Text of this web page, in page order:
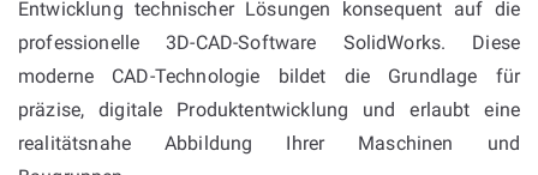
Entwicklung technischer Lösungen konsequent auf die
professionelle 3D-CAD-Software SolidWorks. Diese
moderne CAD-Technologie bildet die Grundlage für
präzise, digitale Produktentwicklung und erlaubt eine
realitätsnahe Abbildung Ihrer Maschinen und